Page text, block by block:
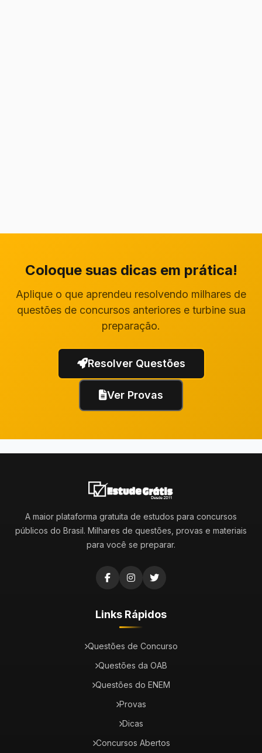
Coloque suas dicas em prática!
Aplique o que aprendeu resolvendo milhares de
questões de concursos anteriores e turbine sua
preparação.
Resolver Questões
Ver Provas
A maior plataforma gratuita de estudos para concursos
públicos do Brasil. Milhares de questões, provas e materiais
para você se preparar.
Links Rápidos
Questões de Concurso
Questões da OAB
Questões do ENEM
Provas
Dicas
Concursos Abertos